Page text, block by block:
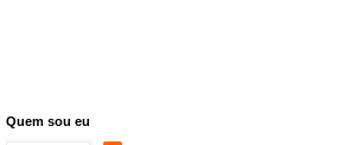
Quem sou eu